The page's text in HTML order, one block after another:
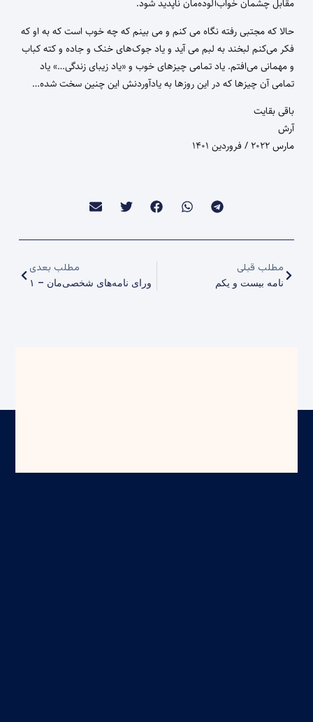
مقابل چشمان خواب‌آلوده‌مان ناپدید شود.
حالا که مجتبی رفته نگاه می کنم و می بینم که چه خوب است که به او که
فکر می‌کنم لبخند به لبم می آید و یاد جوک‌های خنک و جاده و کته کباب
و مهمانی می‌افتم. یاد تمامی چیزهای خوب و «یاد زیبای زندگی…» یاد
تمامی آن چیزها که در این روزها به یادآوردنش این چنین سخت شده…
باقی بقایت
آرش
مارس ۲۰۲۲ / فروردین ۱۴۰۱
مطلب قبلی
نامه بیست و یکم
مطلب بعدی
ورای نامه‌های شخصی‌مان – ۱